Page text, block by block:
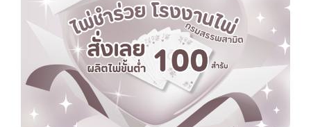
แห่ง
ความ
สุข
ใน
ช่วง
เทศกาล